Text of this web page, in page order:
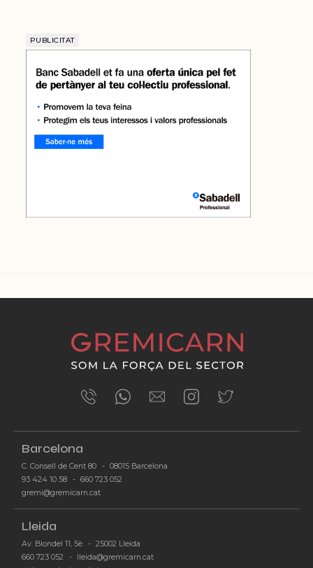
PUBLICITAT